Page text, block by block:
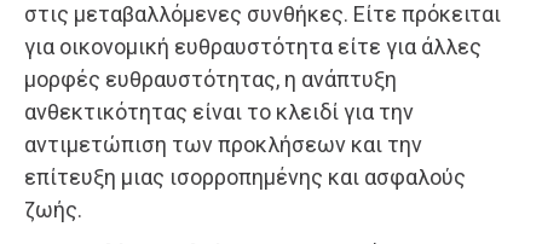
στις μεταβαλλόμενες συνθήκες. Είτε πρόκειται
για οικονομική ευθραυστότητα είτε για άλλες
μορφές ευθραυστότητας, η ανάπτυξη
ανθεκτικότητας είναι το κλειδί για την
αντιμετώπιση των προκλήσεων και την
επίτευξη μιας ισορροπημένης και ασφαλούς
ζωής.